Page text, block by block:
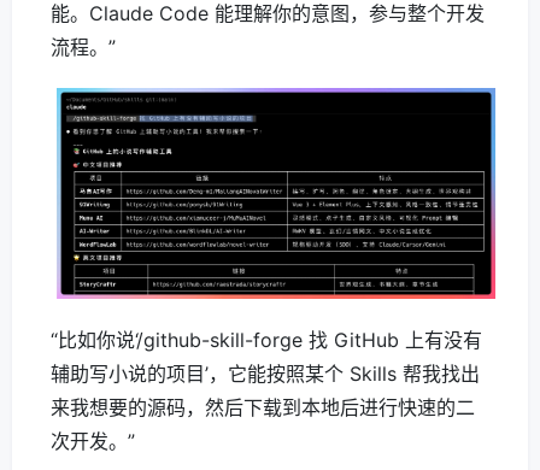
能。Claude Code 能理解你的意图，参与整个开发
流程。”
“比如你说‘/github-skill-forge 找 GitHub 上有没有
辅助写小说的项目’，它能按照某个 Skills 帮我找出
来我想要的源码，然后下载到本地后进行快速的二
次开发。”